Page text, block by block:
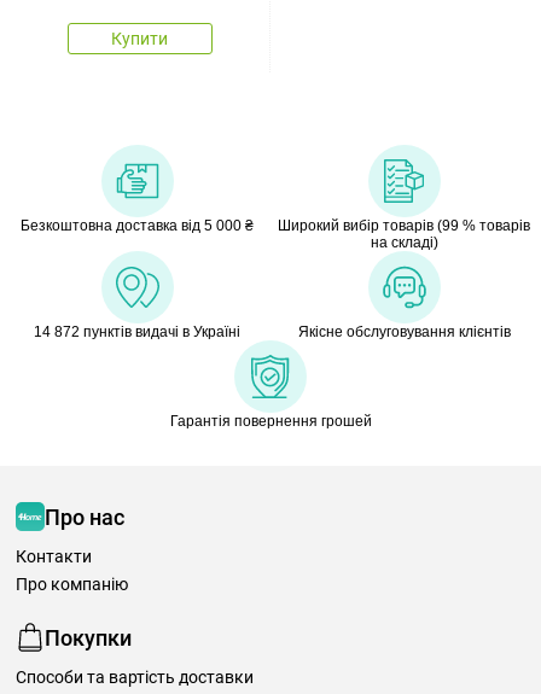
Купити
Безкоштовна доставка від 5 000 ₴
Широкий вибір товарів (99 % товарів
на складі)
14 872 пунктів видачі в Україні Якісне обслуговування клієнтів
Гарантія повернення грошей
Про нас
Контакти
Про компанію
Покупки
Способи та вартість доставки